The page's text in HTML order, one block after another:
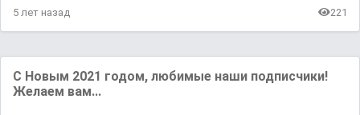
5 лет назад 221
С Новым 2021 годом, любимые нaши подписчики!
Желaем вaм...